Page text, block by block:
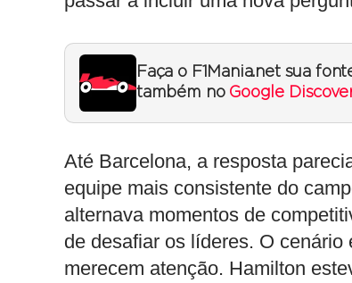
Faça o F1Mania.net sua
também no Google
Até Barcelona, a resposta
equipe mais consistente do
alternava momentos de
de desafiar os líderes. O
merecem atenção. Hamilton